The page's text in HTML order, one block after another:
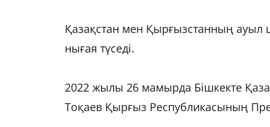
Қазақстан мен Қырғызстанның
нығая түседі.
2022 жылы 26 мамырда Бішкекте
Тоқаев Қырғыз Республикасының